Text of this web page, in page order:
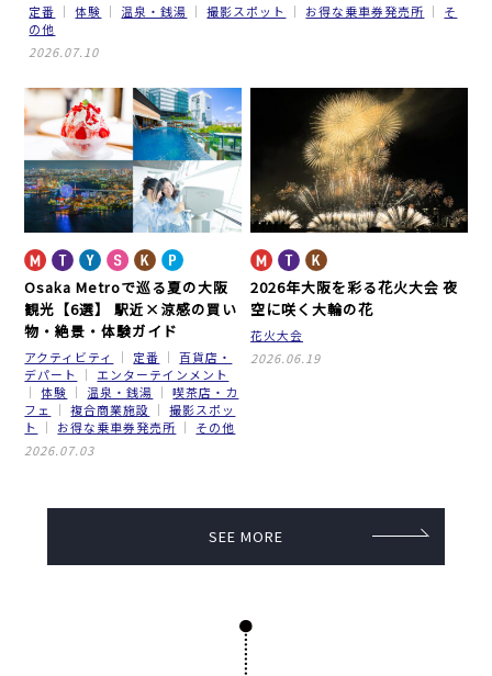
定番 体験 温泉・銭湯 撮影スポット お得な乗車券発売所
そ
の他
2026.07.10
Osaka Metroで巡る夏の大阪
観光【6選】
駅近×涼感の買い
物・絶景・体験ガイド
アクティビティ 定番
百貨店・
デパート
エンターテインメント
体験
温泉・銭湯
喫茶店・カ
フェ
複合商業施設
撮影スポッ
ト
お得な乗車券発売所
その他
2026.07.03
2026年大阪を彩る花火大会夜
空に咲く大輪の花
花火大会
2026.06.19
SEE MORE